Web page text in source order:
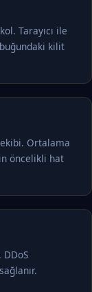
Tarayıcı ile
kilit
Ortalama
öncelikli hat